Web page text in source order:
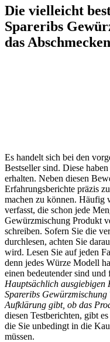
Die vielleicht
Spareribs
das Abschmecken
Es handelt sich bei den
Bestseller sind. Diese
erhalten. Neben diesen
Erfahrungsberichte präzis
machen zu können. Häufig
verfasst, die schon jede
Gewürzmischung Produkt
schreiben. Sofern Sie die
durchlesen, achten Sie
wird. Lesen Sie auf jeden
denn jedes Würze Modell
einen bedeutender sind
Hauptsächlich
Spareribs
Aufklärung gibt, ob das
diesen Testberichten, gibt
die Sie unbedingt in die
müssen.